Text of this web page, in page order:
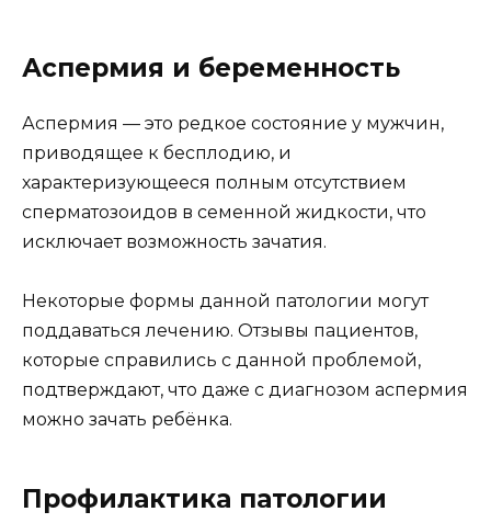
Аспермия и беременность
Аспермия — это редкое состояние у мужчин,
приводящее к бесплодию, и
характеризующееся полным отсутствием
сперматозоидов в семенной жидкости, что
исключает возможность зачатия.
Некоторые формы данной патологии могут
поддаваться лечению. Отзывы пациентов,
которые справились с данной проблемой,
подтверждают, что даже с диагнозом аспермия
можно зачать ребёнка.
Профилактика патологии